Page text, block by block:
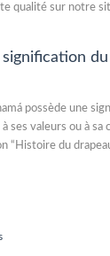
qualité sur notre
possède une
à ses valeurs ou à
“Histoire du